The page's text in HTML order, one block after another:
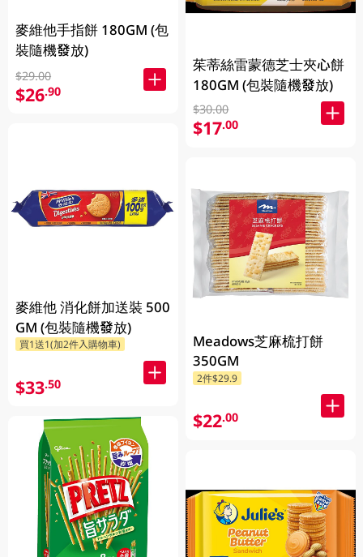
麥維他手指餅 180GM (包
裝隨機發放)
$29.00
$26.90
麥維他 消化餅加送裝 500
GM (包裝隨機發放)
買1送1(加2件入購物車)
$33.50
茱蒂絲雷蒙德芝士夾心餅
180GM (包裝隨機發放)
$30.00
$17.00
Meadows芝麻梳打餅
350GM
2件$29.9
$22.00